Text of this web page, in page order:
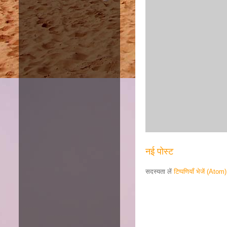
नई पोस्ट
सदस्यता लेंटिप्पणियाँ भेजें (Atom)